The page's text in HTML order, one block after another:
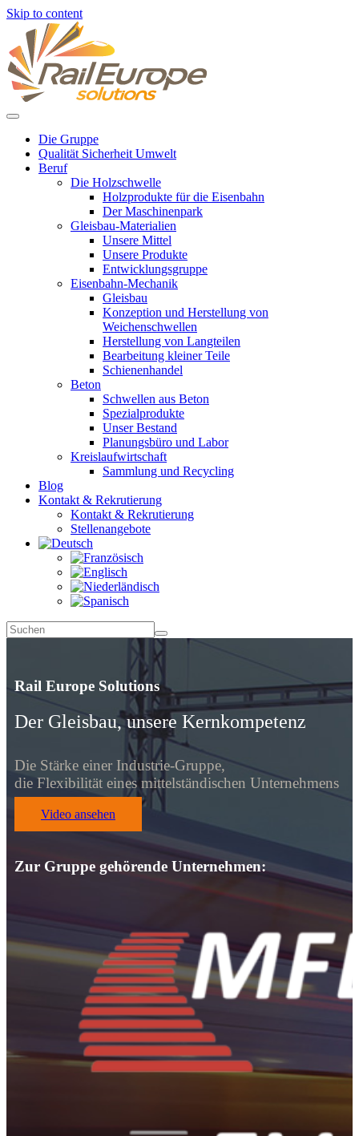
Skip to content
Die Gruppe
Qualität Sicherheit Umwelt
Beruf
Die Holzschwelle
Holzprodukte für die Eisenbahn
Der Maschinenpark
Gleisbau-Materialien
Unsere Mittel
Unsere Produkte
Entwicklungsgruppe
Eisenbahn-Mechanik
Gleisbau
Konzeption und Herstellung von
Weichenschwellen
Herstellung von Langteilen
Bearbeitung kleiner Teile
Schienenhandel
Beton
Schwellen aus Beton
Spezialprodukte
Unser Bestand
Planungsbüro und Labor
Kreislaufwirtschaft
Sammlung und Recycling
Blog
Kontakt & Rekrutierung
Kontakt & Rekrutierung
Stellenangebote
Rail Europe Solutions
Der Gleisbau, unsere Kernkompetenz
Die Stärke einer Industrie-Gruppe,
die Flexibilität eines mittelständischen Unternehmens
Video ansehen
Zur Gruppe gehörende Unternehmen: